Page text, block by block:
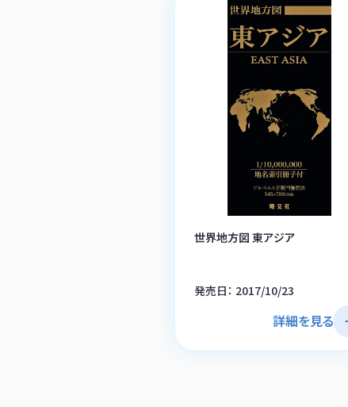
世界地方図 東アジア
発売日： 2017/10/23
詳細を見る